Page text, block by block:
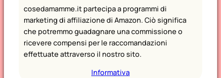
cosedamamme.it partecipa a programmi di
marketing di affiliazione di Amazon. Ciò significa
che potremmo guadagnare una commissione o
ricevere compensi per le raccomandazioni
effettuate attraverso il nostro sito.
Informativa